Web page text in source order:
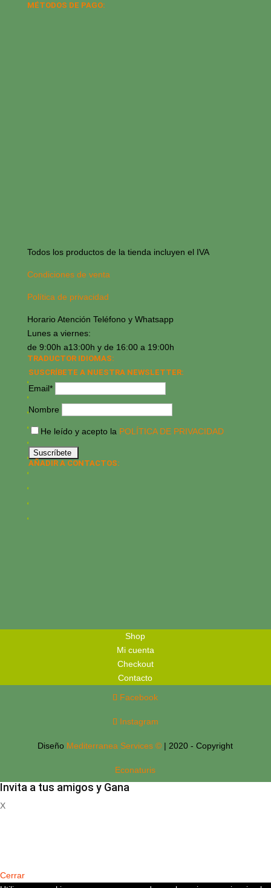
MÉTODOS DE PAGO:
Todos los productos de la tienda incluyen el IVA
Condiciones de venta
Política de privacidad
Horario Atención Teléfono y Whatsapp
Lunes a viernes:
de 9:00h a13:00h y de 16:00 a 19:00h
TRADUCTOR IDIOMAS:
SUSCRÍBETE A NUESTRA NEWSLETTER:
Email*
Nombre
He leído y acepto la POLÍTICA DE PRIVACIDAD
AÑADIR A CONTACTOS:
Shop
Mi cuenta
Checkout
Contacto
Facebook
Instagram
Diseño Mediterranea Services © | 2020 - Copyright
Econaturis
Invita a tus amigos y Gana
X
Cerrar